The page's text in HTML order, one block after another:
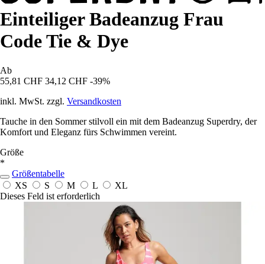
Einteiliger Badeanzug Frau
Code Tie & Dye
Ab
55,81 CHF 34,12 CHF -39%
inkl. MwSt. zzgl. Versandkosten
Tauche in den Sommer stilvoll ein mit dem Badeanzug Superdry, der
Komfort und Eleganz fürs Schwimmen vereint.
Größe
*
Größentabelle
XS
S M L
XL
Dieses Feld ist erforderlich